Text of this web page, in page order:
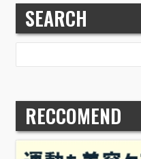
SEARCH
RECCOMEND